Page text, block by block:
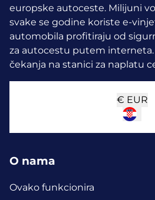
europske autoceste. Milijuni
svake se godine koriste e-
automobila profitiraju od
za autocestu putem interneta.
čekanja na stanici za naplatu
€ EUR
O nama
Ovako funkcionira